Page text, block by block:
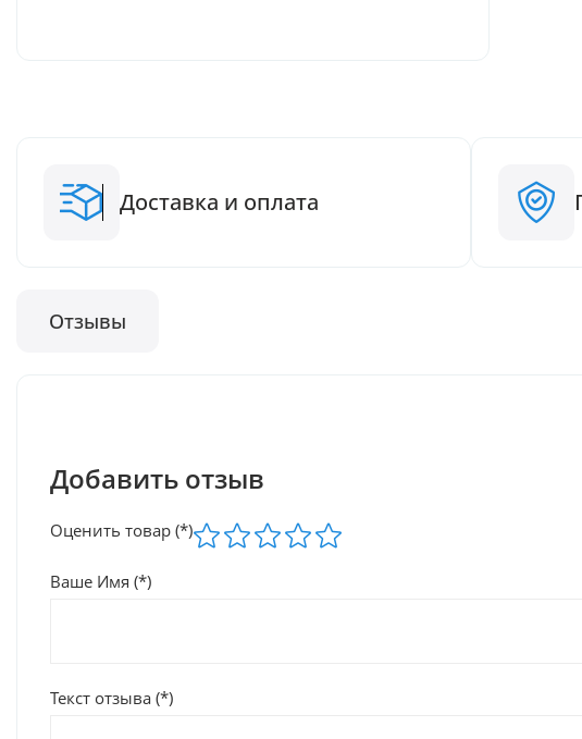
Доставка и оплата
Отзывы
Добавить отзыв
Оценить товар (*)
Ваше Имя (*)
Текст отзыва (*)